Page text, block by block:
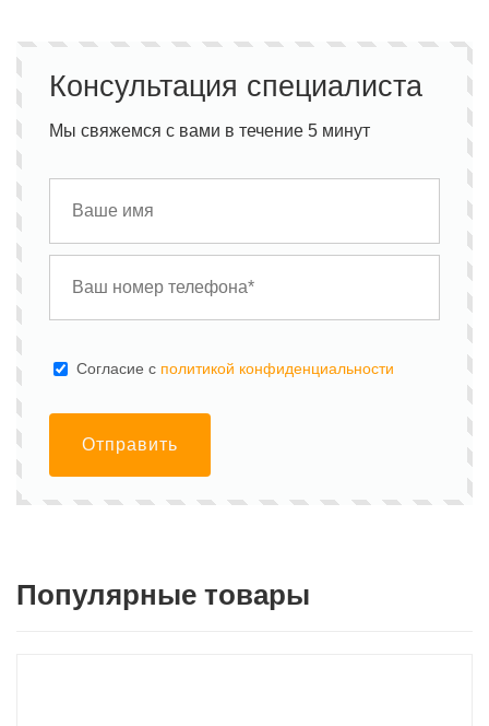
Консультация специалиста
Мы свяжемся с вами в течение 5 минут
Cогласие с политикой конфиденциальности
Отправить
Популярные товары